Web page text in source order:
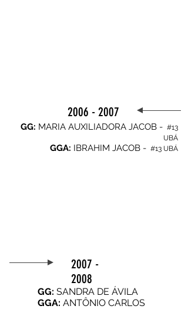
2006 - 2007
GG: MARIA AUXILIADORA JACOB - #13
UBÁ
GGA: IBRAHIM JACOB - #13 UBÁ
2007 -
2008
GG: SANDRA DE ÁVILA
GGA: ANTÔNIO CARLOS